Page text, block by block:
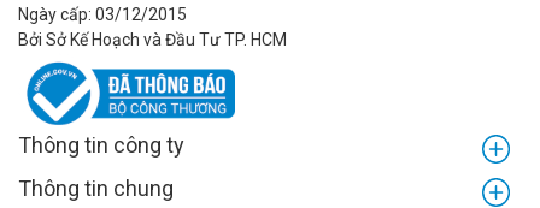
Ngày cấp: 03/12/2015
Bởi Sở Kế Hoạch và Đầu Tư TP. HCM
Thông tin công ty
Thông tin chung